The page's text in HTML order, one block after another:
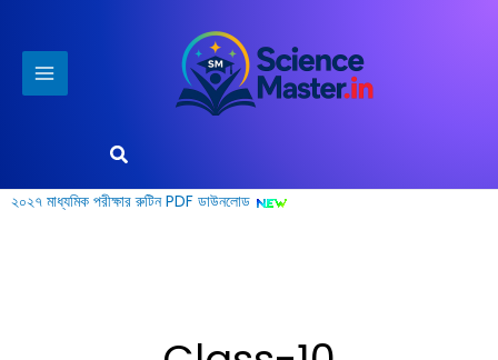
content
Search
২০২৭ মাধ্যমিক পরীক্ষার রুটিন PDF ডাউনলোড